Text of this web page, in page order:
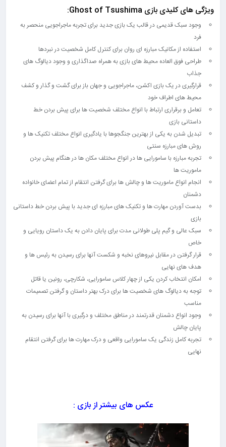
ویژگی های کلیدی بازی Ghost of Tsushima:
وجود سبک قدیمی در قالب یک بازی جدید برای تجربه ماجراجویی منحصر به
فرد
استفاده از مکانیک مبارزه ای روان برای کنترل کامل شخصیت در نبردها
طراحی فوق العاده محیط های بازی به همراه صداگذاری و وجود دیالوگ های
جذاب
قرارگیری در یک بازی اکشن، ماجراجویی و جهان باز برای گشت و گذار و کشف
محیط های اطراف خود
تعامل و برقراری ارتباط با انواع مختلف شخصیت ها برای پیش بردن خط
داستانی بازی
تبدیل شدن به یکی از بهترین جنگجوها با یادگیری انواع مختلف تکنیک ها و
روش های مبارزه سنتی
تجربه مبارزه با سامورایی ها در انواع مختلف مکان ها در هنگام پیش بردن
ماموریت ها
انجام انواع ماموریت ها و چالش ها برای گرفتن انتقام از تمام اعضای خانواده
دشمنان
بدست آوردن مهارت ها و تکنیک های مبارزه ای جدید با پیش بردن خط داستانی
بازی
سبک عالی و گیم پلی طولانی مدت برای پایان دادن به یک داستان رویایی و
خاص
قرار گرفتن در مقابل نیروهای نخبه و شکست آنها برای رسیدن به رئیس ها و
هدف های نهایی
امکان انتخاب کردن یکی از چهار کلاس سامورایی، شکارچی، رونین یا قاتل
توجه به دیالوگ های شخصیت ها برای درک بهتر داستان و گرفتن تصمیمات
مناسب
وجود انواع دشمنان قدرتمند در مناطق مختلف و درگیری با آنها برای رسیدن به
پایان چالش
تجربه کامل زندگی یک سامورایی واقعی و درک مهارت ها برای گرفتن انتقام
نهایی
عکس های بیشتر از بازی :